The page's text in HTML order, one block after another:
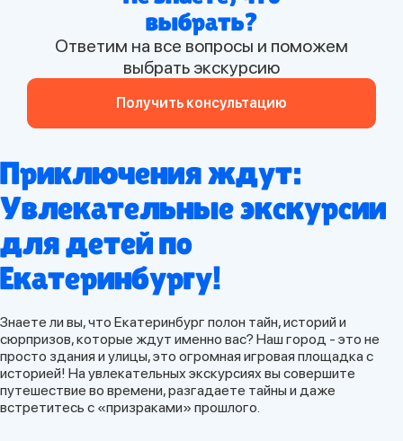
выбрать?
Ответим на все вопросы и поможем
выбрать экскурсию
Получить консультацию
Приключения ждут:
Увлекательные экскурсии
для детей по
Екатеринбургу!
Знаете ли вы, что Екатеринбург полон тайн, историй и
сюрпризов, которые ждут именно вас? Наш город - это не
просто здания и улицы, это огромная игровая площадка с
историей! На увлекательных экскурсиях вы совершите
путешествие во времени, разгадаете тайны и даже
встретитесь с «призраками» прошлого.